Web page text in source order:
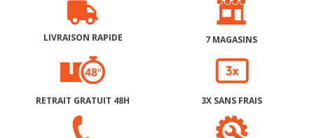
LIVRAISON RAPIDE 7 MAGASINS
RETRAIT GRATUIT 48H 3X SANS FRAIS
AIDE & CONTACT SERVICE APRÈS-VENTE